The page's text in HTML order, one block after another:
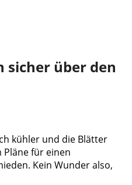
sicher über den
kühler und die Blätter
Pläne für einen
Kein Wunder also,